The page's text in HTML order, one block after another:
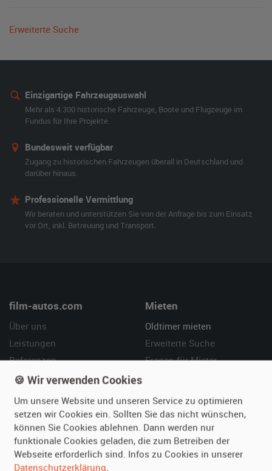
Erweiterte Suche
Einzigartige Fahrzeugauswahl
Mehr als 4.300 historische Fahrzeuge, Boote und Flugzeuge im
Fundus für Ihre Projekte.
Bundesweit verfügbar
Zugang zu historischen Fahrzeugen überall in Deutschland und
darüber hinaus.
Professionelle Vermittlung
Wir beraten und unterstützen Sie von der Anfrage bis zum Einsatz
vor Ort, inkl. Betreuung und Transport.
film-autos.com
Über uns
Leistungen
Referenzen
Kundenmeinungen
Mieten
Oldtimer mieten
Erweiterte Suche
Fragen für Mieter
Vermieten
Oldtimer anmelden
Fotos senden
Fragen für Vermieter
Hilfe
Häufige Fragen (FAQ)
So funktioniert's
🍪 Wir verwenden Cookies
Um unsere Website und unseren Service zu optimieren
setzen wir Cookies ein. Sollten Sie das nicht wünschen,
können Sie Cookies ablehnen. Dann werden nur
funktionale Cookies geladen, die zum Betreiben der
Webseite erforderlich sind. Infos zu Cookies in unserer
Datenschutzerklärung.